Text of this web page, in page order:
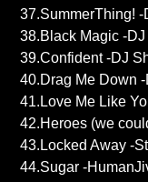
37.SummerThing!
38.Black Magic -
39.Confident -DJ
40.Drag Me Down
41.Love Me Like
42.Heroes (we
43.Locked Away -
44.Sugar -